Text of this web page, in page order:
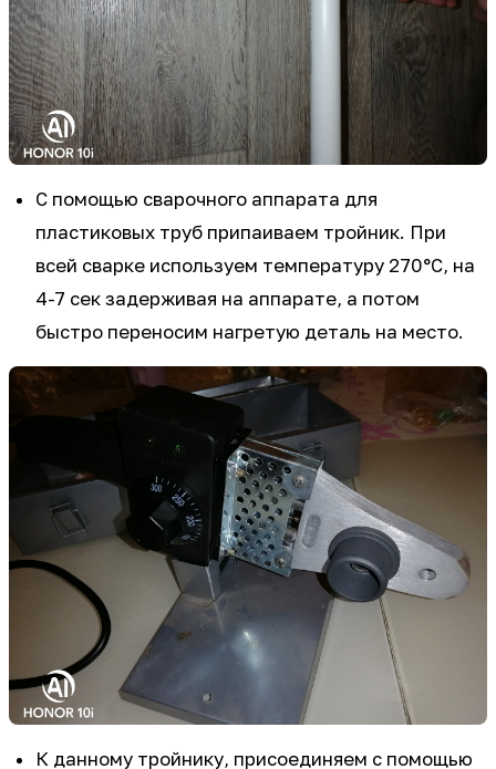
С помощью сварочного аппарата для
пластиковых труб припаиваем тройник. При
всей сварке используем температуру 270°С, на
4-7 сек задерживая на аппарате, а потом
быстро переносим нагретую деталь на место.
К данному тройнику, присоединяем с помощью